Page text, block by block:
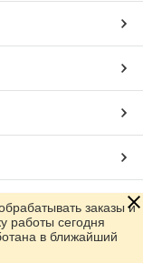
заказы и
работы сегодня
в ближайший